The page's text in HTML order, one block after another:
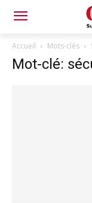
Accueil Mots-clés
Mot-clé: